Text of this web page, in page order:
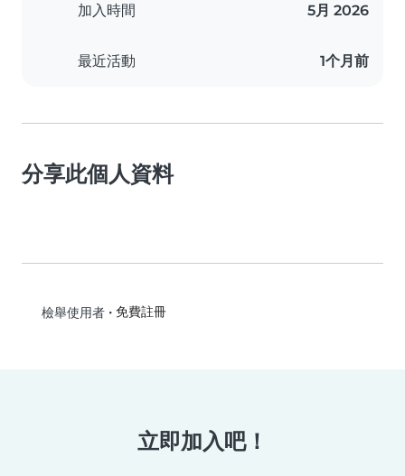
加入時間 5月 2026
最近活動 1个月前
分享此個人資料
檢舉使用者• 免費註冊
立即加入吧！